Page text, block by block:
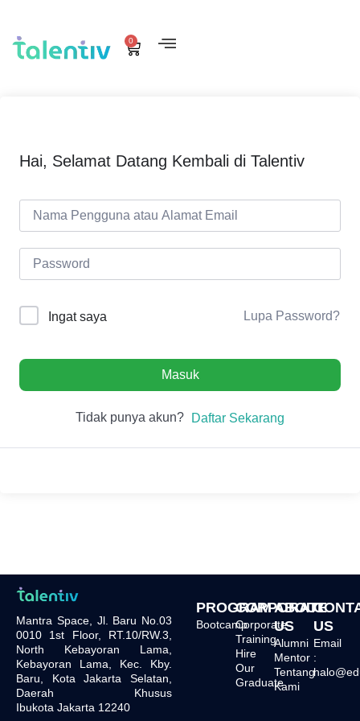
0
Hai, Selamat Datang Kembali di Talentiv
Ingat saya Lupa Password?
Masuk
Tidak punya akun? Daftar Sekarang
Mantra Space, Jl. Baru No.03
0010 1st Floor, RT.10/RW.3,
North Kebayoran Lama,
Kebayoran Lama, Kec. Kby.
Baru, Kota Jakarta Selatan,
Daerah Khusus
Ibukota Jakarta 12240
PROGRAM
Bootcamp
CORPORATE
Corporate
Training
Hire
Our
Graduate
ABOUT
US
Alumni
Mentor
Tentang
Kami
US
Email
: